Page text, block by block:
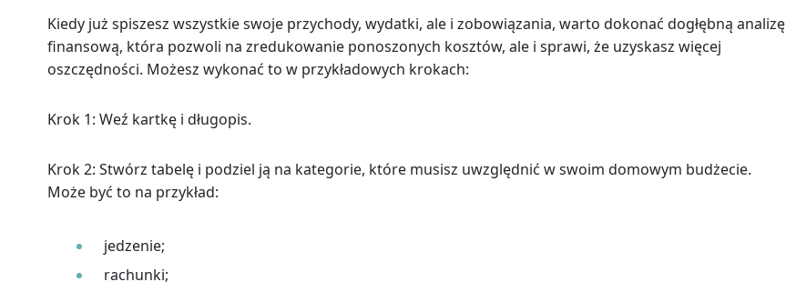
Kiedy już spiszesz wszystkie swoje przychody, wydatki, ale i zobowiązania, warto dokonać dogłębną analizę
finansową, która pozwoli na zredukowanie ponoszonych kosztów, ale i sprawi, że uzyskasz więcej
oszczędności. Możesz wykonać to w przykładowych krokach:
Krok 1: Weź kartkę i długopis.
Krok 2: Stwórz tabelę i podziel ją na kategorie, które musisz uwzględnić w swoim domowym budżecie.
Może być to na przykład:
jedzenie;
rachunki;